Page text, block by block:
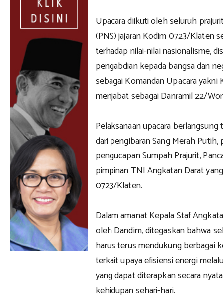
Upacara diikuti oleh seluruh
(PNS) jajaran Kodim 0723/Klaten
terhadap nilai-nilai nasionalisme,
pengabdian kepada bangsa dan
sebagai Komandan Upacara
menjabat sebagai Danramil 22/
Pelaksanaan upacara
dari pengibaran Sang Merah Putih,
pengucapan Sumpah Prajurit,
pimpinan TNI Angkatan Darat
0723/Klaten.
Dalam amanat Kepala Staf
oleh Dandim, ditegaskan bahwa
harus terus mendukung berbagai
terkait upaya efisiensi energi
yang dapat diterapkan secara
kehidupan sehari-hari.